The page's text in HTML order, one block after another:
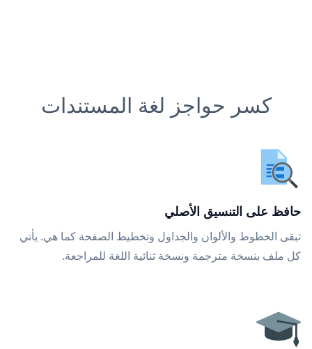
كسر حواجز لغة المستندات
حافظ على التنسيق الأصلي
تبقى الخطوط والألوان والجداول وتخطيط الصفحة كما هي. يأتي
كل ملف بنسخة مترجمة ونسخة ثنائية اللغة للمراجعة.